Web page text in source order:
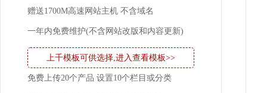
赠送1700M高速网站主机 不含域名
一年内免费维护(不含网站改版和内容更新)
上千模板可供选择,进入查看模板>>
免费上传20个产品 设置10个栏目或分类